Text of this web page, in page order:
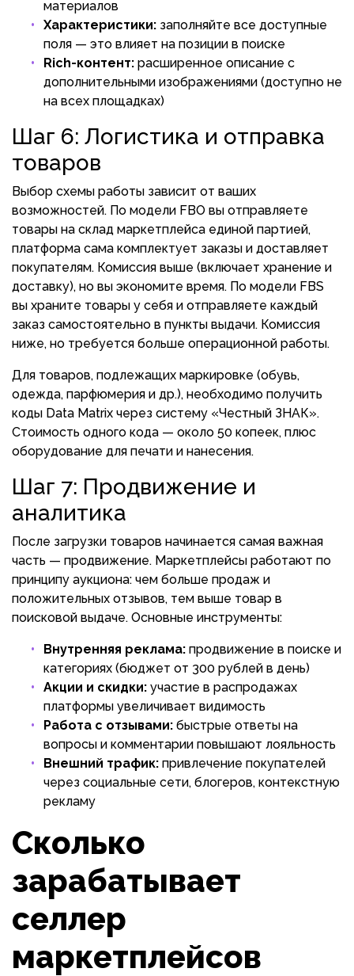
материалов
Характеристики: заполняйте все доступные
поля — это влияет на позиции в поиске
Rich-контент: расширенное описание с
дополнительными изображениями (доступно не
на всех площадках)
Шаг 6: Логистика и отправка
товаров
Выбор схемы работы зависит от ваших
возможностей. По модели FBO вы отправляете
товары на склад маркетплейса единой партией,
платформа сама комплектует заказы и доставляет
покупателям. Комиссия выше (включает хранение и
доставку), но вы экономите время. По модели FBS
вы храните товары у себя и отправляете каждый
заказ самостоятельно в пункты выдачи. Комиссия
ниже, но требуется больше операционной работы.
Для товаров, подлежащих маркировке (обувь,
одежда, парфюмерия и др.), необходимо получить
коды Data Matrix через систему «Честный ЗНАК».
Стоимость одного кода — около 50 копеек, плюс
оборудование для печати и нанесения.
Шаг 7: Продвижение и
аналитика
После загрузки товаров начинается самая важная
часть — продвижение. Маркетплейсы работают по
принципу аукциона: чем больше продаж и
положительных отзывов, тем выше товар в
поисковой выдаче. Основные инструменты:
Внутренняя реклама: продвижение в поиске и
категориях (бюджет от 300 рублей в день)
Акции и скидки: участие в распродажах
платформы увеличивает видимость
Работа с отзывами: быстрые ответы на
вопросы и комментарии повышают лояльность
Внешний трафик: привлечение покупателей
через социальные сети, блогеров, контекстную
рекламу
Сколько
зарабатывает
селлер
маркетплейсов